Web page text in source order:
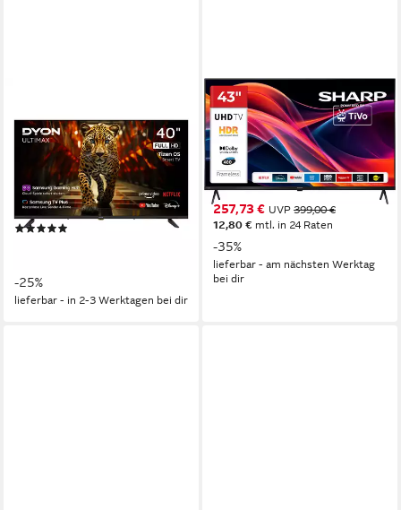
Fernseher
100 cm/40 Zoll Diagonale
Bildschirmtechnologie
Full HD Auflösung
Produktdatenblatt
-25%
lieferbar - in 2-3 Werktagen bei dir
SHARP
4T-C43HKx LED-Fernseher
108 cm/43 Zoll Diagonale
LED Bildschirmtechnologie
4K Ultra HD Auflösung
Produktdatenblatt
257,73 € UVP 399,00 €
12,80 € mtl. in 24 Raten
-35%
lieferbar - am nächsten Werktag
bei dir